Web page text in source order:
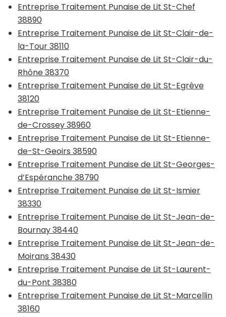
Entreprise Traitement Punaise de Lit St-Chef
38890
Entreprise Traitement Punaise de Lit St-Clair-de-
la-Tour 38110
Entreprise Traitement Punaise de Lit St-Clair-du-
Rhône 38370
Entreprise Traitement Punaise de Lit St-Egrève
38120
Entreprise Traitement Punaise de Lit St-Etienne-
de-Crossey 38960
Entreprise Traitement Punaise de Lit St-Etienne-
de-St-Geoirs 38590
Entreprise Traitement Punaise de Lit St-Georges-
d’Espéranche 38790
Entreprise Traitement Punaise de Lit St-Ismier
38330
Entreprise Traitement Punaise de Lit St-Jean-de-
Bournay 38440
Entreprise Traitement Punaise de Lit St-Jean-de-
Moirans 38430
Entreprise Traitement Punaise de Lit St-Laurent-
du-Pont 38380
Entreprise Traitement Punaise de Lit St-Marcellin
38160